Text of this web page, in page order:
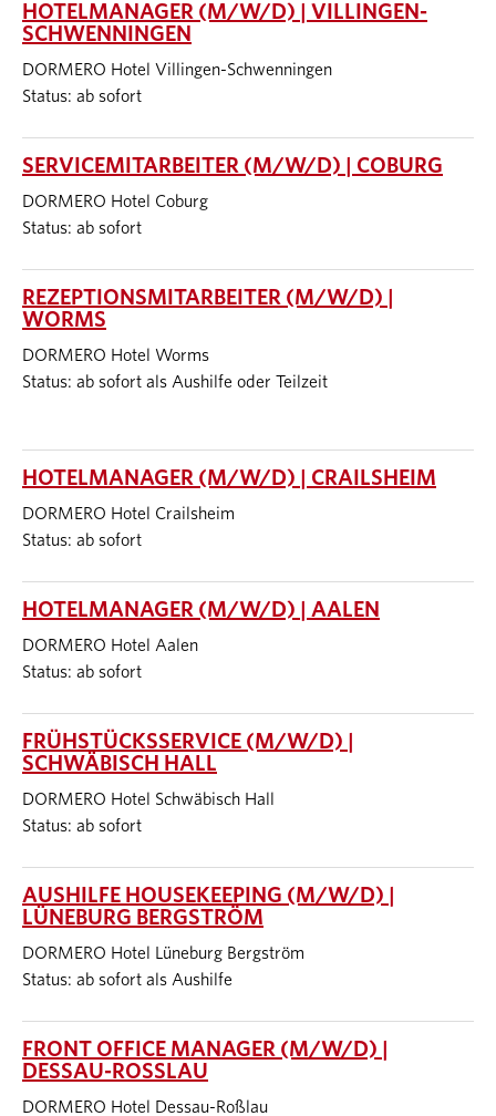
HOTELMANAGER (M/W/D) | VILLINGEN-
SCHWENNINGEN
DORMERO Hotel Villingen-Schwenningen
Status: ab sofort
SERVICEMITARBEITER (M/W/D) | COBURG
DORMERO Hotel Coburg
Status: ab sofort
REZEPTIONSMITARBEITER (M/W/D) |
WORMS
DORMERO Hotel Worms
Status: ab sofort als Aushilfe oder Teilzeit
HOTELMANAGER (M/W/D) | CRAILSHEIM
DORMERO Hotel Crailsheim
Status: ab sofort
HOTELMANAGER (M/W/D) | AALEN
DORMERO Hotel Aalen
Status: ab sofort
FRÜHSTÜCKSSERVICE (M/W/D) |
SCHWÄBISCH HALL
DORMERO Hotel Schwäbisch Hall
Status: ab sofort
AUSHILFE HOUSEKEEPING (M/W/D) |
LÜNEBURG BERGSTRÖM
DORMERO Hotel Lüneburg Bergström
Status: ab sofort als Aushilfe
FRONT OFFICE MANAGER (M/W/D) |
DESSAU-ROSSLAU
DORMERO Hotel Dessau-Roßlau